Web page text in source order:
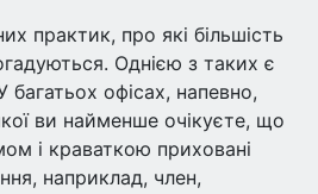
практик, про які більшість
Однією з таких є
багатьох офісах, напевно,
ви найменше очікуєте, що
і краваткою приховані
наприклад, член,